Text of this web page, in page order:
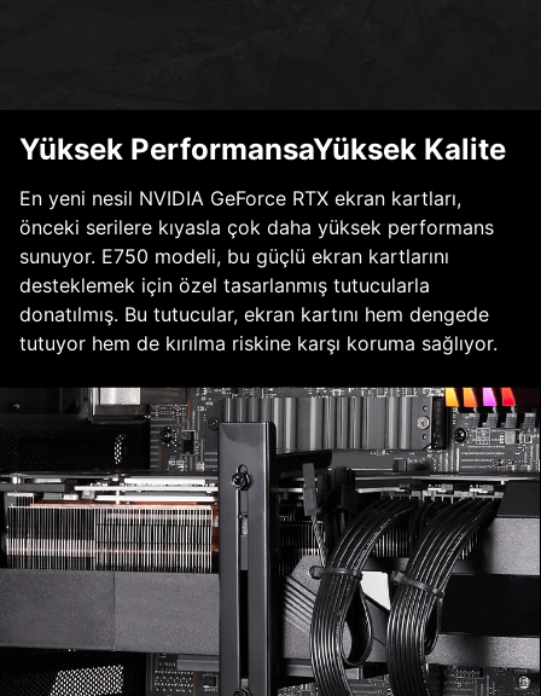
Yüksek PerformansaYüksek Kalite
En yeni nesil NVIDIA GeForce RTX ekran kartları,
önceki serilere kıyasla çok daha yüksek performans
sunuyor. E750 modeli, bu güçlü ekran kartlarını
desteklemek için özel tasarlanmış tutucularla
donatılmış. Bu tutucular, ekran kartını hem dengede
tutuyor hem de kırılma riskine karşı koruma sağlıyor.